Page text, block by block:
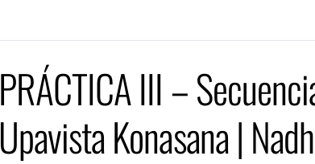
PRÁCTICA III –
Upavista Konasana |